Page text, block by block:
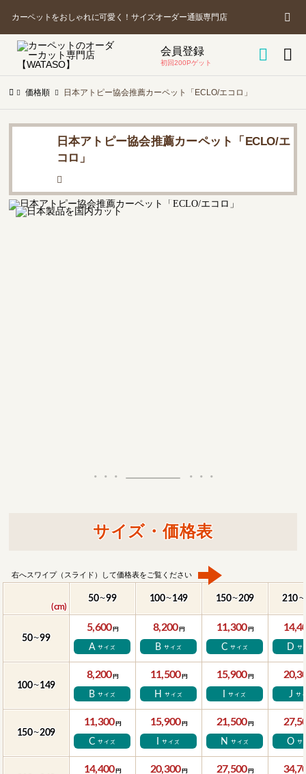
カーペットをおしゃれに可愛く！サイズオーダー通販専門店
探
す
会員登録
初回200Pゲット 
価格順 日本アトピー協会推薦カーペット「ECLO/エコロ」
日本アトピー協会推薦カーペット「ECLO/エ
コロ」
サイズ・価格表
右へスワイプ（スライド）して価格表をご覧ください
50 ～ 99 100 ～ 149 150 ～ 209 210 ～
50 ～ 99
5,600 円
A サイズ
8,200 円
B サイズ
11,300 円
C サイズ D サ
100 ～ 149
8,200 円
B サイズ
11,500 円
H サイズ
15,900 円
サイズ J サ
150 ～ 209
11,300 円
C サイズ
15,900 円
サイズ
21,500 円
N サイズ O サ
14,400 円 20,300 円 27,500 円